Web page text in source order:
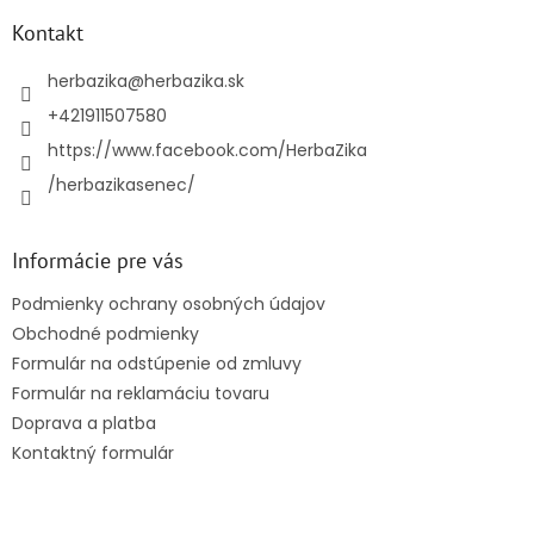
Kontakt
herbazika@herbazika.sk
+421911507580
https://www.facebook.com/HerbaZika
/herbazikasenec/
Informácie pre vás
Podmienky ochrany osobných údajov
Obchodné podmienky
Formulár na odstúpenie od zmluvy
Formulár na reklamáciu tovaru
Doprava a platba
Kontaktný formulár